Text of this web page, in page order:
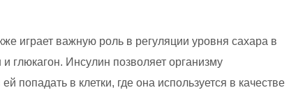
играет важную роль в регуляции уровня сахара в
глюкагон. Инсулин позволяет организму
попадать в клетки, где она используется в качестве